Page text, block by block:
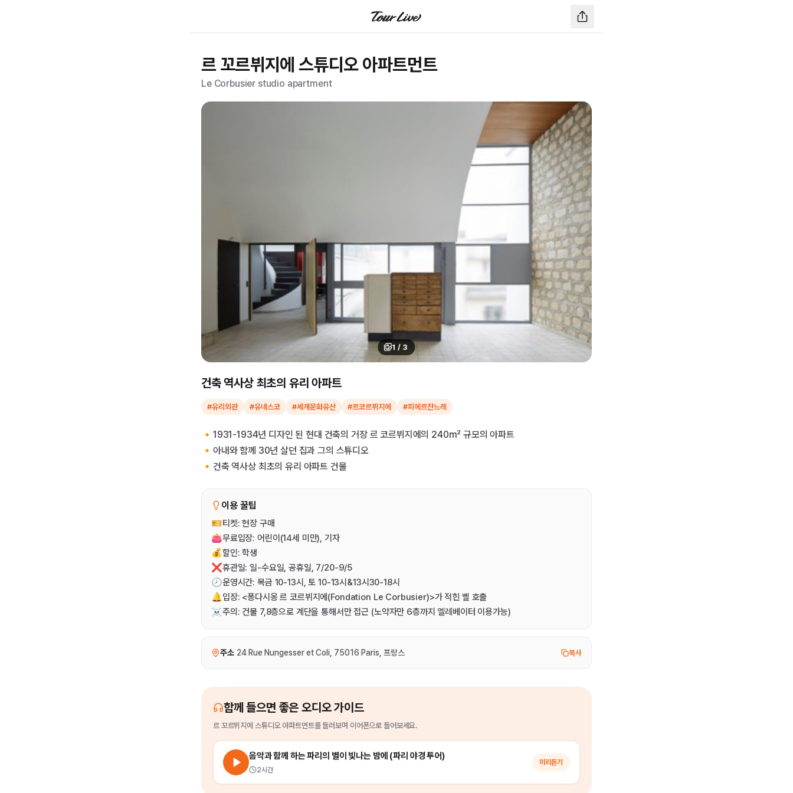
르 꼬르뷔지에 스튜디오 아파트먼트
Le Corbusier studio apartment
1 / 3
건축 역사상 최초의 유리 아파트
#유리외관 #유네스코 #세계문화유산 #르코르뷔지에 #피에르잔느레
🔸1931-1934년 디자인 된 현대 건축의 거장 르 코르뷔지에의 240m² 규모의 아파트
🔸아내와 함께 30년 살던 집과 그의 스튜디오
🔸건축 역사상 최초의 유리 아파트 건물
이용 꿀팁
🎫티켓: 현장 구매
👛무료입장: 어린이(14세 미만), 기자
💰할인: 학생
❌휴관일: 일-수요일, 공휴일, 7/20-9/5
🕗운영시간: 목금 10-13시, 토 10-13시&13시30-18시
🔔입장: <퐁다시옹 르 코르뷔지에(Fondation Le Corbusier)>가 적힌 벨 호출
☠️주의: 건물 7,8층으로 계단을 통해서만 접근 (노약자만 6층까지 엘레베이터 이용가능)
주소 24 Rue Nungesser et Coli, 75016 Paris, 프랑스 복사
함께 들으면 좋은 오디오 가이드
르 꼬르뷔지에 스튜디오 아파트먼트를들러보며 이어폰으로 들어보세요.
음악과 함께 하는 파리의 별이 빛나는 밤에 (파리 야경 투어)
2시간
미리듣기